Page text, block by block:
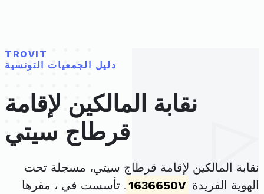
TROVIT
دليل الجمعيات التونسية
نقابة المالكين لإقامة
قرطاج سيتي
نقابة المالكين لإقامة قرطاج سيتي، مسجلة تحت
الهوية الفريدة 1636650V . تأسست في ، مقرها